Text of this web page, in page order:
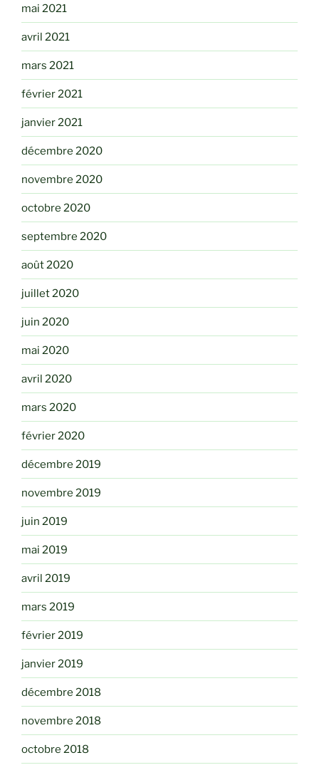
mai 2021
avril 2021
mars 2021
février 2021
janvier 2021
décembre 2020
novembre 2020
octobre 2020
septembre 2020
août 2020
juillet 2020
juin 2020
mai 2020
avril 2020
mars 2020
février 2020
décembre 2019
novembre 2019
juin 2019
mai 2019
avril 2019
mars 2019
février 2019
janvier 2019
décembre 2018
novembre 2018
octobre 2018